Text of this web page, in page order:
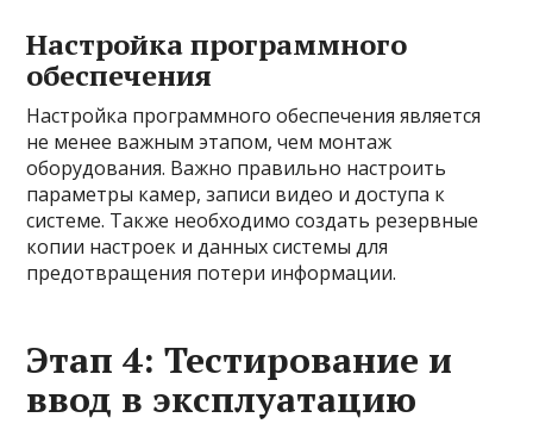
Настройка программного
обеспечения
Настройка программного обеспечения является
не менее важным этапом, чем монтаж
оборудования. Важно правильно настроить
параметры камер, записи видео и доступа к
системе. Также необходимо создать резервные
копии настроек и данных системы для
предотвращения потери информации.
Этап 4: Тестирование и
ввод в эксплуатацию